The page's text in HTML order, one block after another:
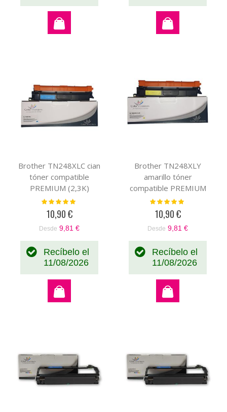
Brother TN248XLC cian
tóner compatible
PREMIUM (2,3K)
Valoración:
10,90 €
Desde 9,81 €
Recíbelo el
11/08/2026
Brother TN248XLY
amarillo tóner
compatible PREMIUM
(2,3K)
Valoración:
10,90 €
Desde 9,81 €
Recíbelo el
11/08/2026